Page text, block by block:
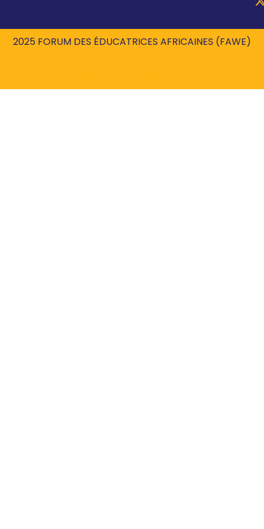
2025 FORUM DES ÉDUCATRICES AFRICAINES (FAWE)